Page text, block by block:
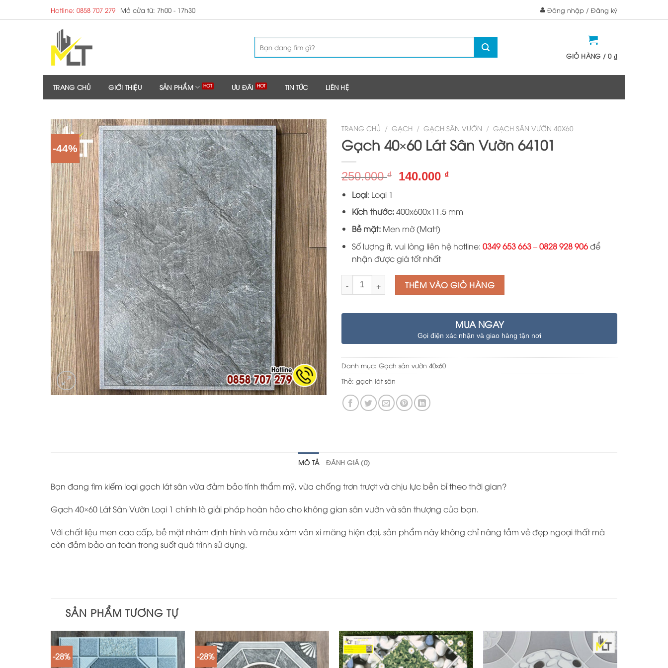
to
Hotline: 0858 707 279 Mở cửa từ: 7h00 - 17h30 Đăng nhập / Đăng ký
kiếm:
GIỎ HÀNG /0 ₫
TRANG CHỦ GIỚI THIỆU SẢN PHẨM ƯU ĐÃI TIN TỨC LIÊN HỆ
-44%
TRANG CHỦ / GẠCH / GẠCH SÂN VƯỜN / GẠCH SÂN VƯỜN 40X60
Gạch 40×60 Lát Sân Vườn 64101
250.000₫
Giá
250.000 ₫.
140.000 ₫Giá
là:
Loại: Loại 1
Kích thước:400x600x11.5 mm
Bề mặt:Men mờ (Matt)
Số lượng ít, vui lòng liên hệ hotline: 0349 653 663–0828 928 906để
nhận được giá tốt nhất
Số lượng THÊM VÀO GIỎ HÀNG
MUA NGAY
Gọi điện xác nhận và giao hàng tận nơi
Danh mục: Gạch sân vườn 40x60
Thẻ: gạch lát sân
MÔ TẢ ĐÁNH GIÁ (0)
Bạn đang tìm kiếm loại gạch lát sân vừa đảm bảo tính thẩm mỹ, vừa chống trơn trượt và chịu lực bền bỉ theo thời gian?
Gạch 40×60 Lát Sân Vườn Loại 1 chính là giải pháp hoàn hảo cho không gian sân vườn và sân thượng của bạn.
Với chất liệu men cao cấp, bề mặt nhám định hình và màu xám vân xi măng hiện đại, sản phẩm này không chỉ nâng tầm vẻ đẹp ngoại thất mà
còn đảm bảo an toàn trong suốt quá trình sử dụng.
SẢN PHẨM TƯƠNG TỰ
-28% -28%